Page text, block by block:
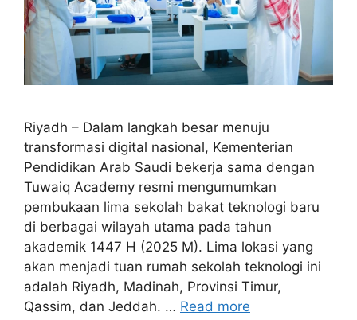
Riyadh – Dalam langkah besar menuju
transformasi digital nasional, Kementerian
Pendidikan Arab Saudi bekerja sama dengan
Tuwaiq Academy resmi mengumumkan
pembukaan lima sekolah bakat teknologi baru
di berbagai wilayah utama pada tahun
akademik 1447 H (2025 M). Lima lokasi yang
akan menjadi tuan rumah sekolah teknologi ini
adalah Riyadh, Madinah, Provinsi Timur,
Qassim, dan Jeddah. … Read more